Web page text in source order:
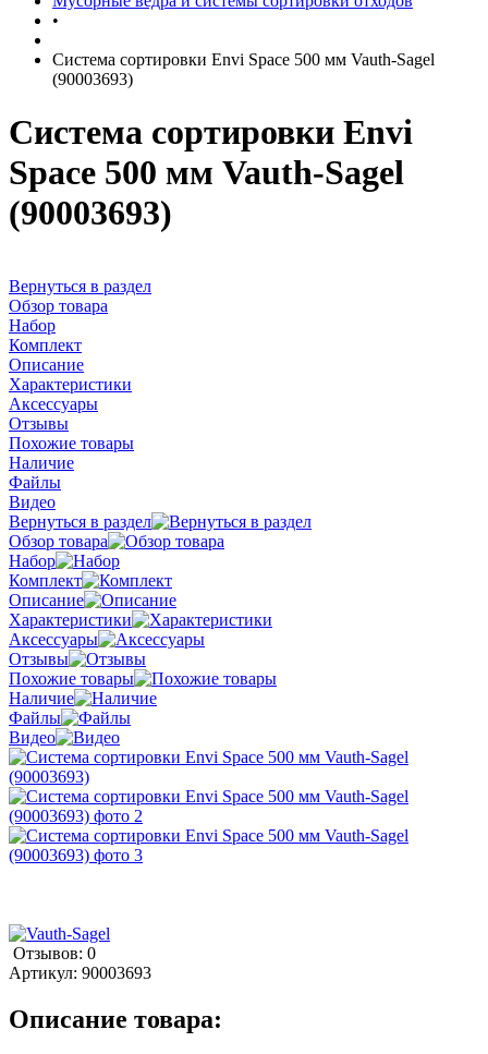
•
Система сортировки Envi Space 500 мм Vauth-Sagel
(90003693)
Система сортировки Envi
Space 500 мм Vauth-Sagel
(90003693)
Вернуться в раздел
Обзор товара
Набор
Комплект
Описание
Характеристики
Аксессуары
Отзывы
Похожие товары
Наличие
Файлы
Видео
Вернуться в раздел
Обзор товара
Набор
Комплект
Описание
Характеристики
Аксессуары
Отзывы
Похожие товары
Наличие
Файлы
Видео
Отзывов: 0
Артикул: 90003693
Описание товара: